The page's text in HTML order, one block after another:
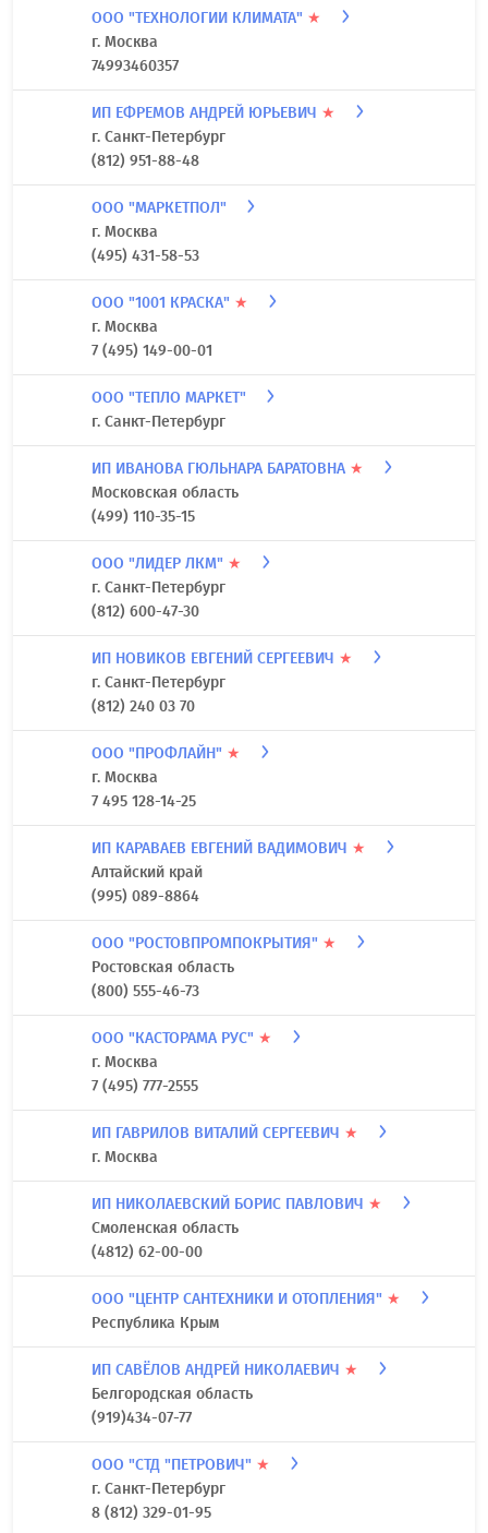
ООО "ТЕХНОЛОГИИ КЛИМАТА" ★
г. Москва
74993460357
ИП ЕФРЕМОВ АНДРЕЙ ЮРЬЕВИЧ ★
г. Санкт-Петербург
(812) 951-88-48
ООО "МАРКЕТПОЛ"
г. Москва
(495) 431-58-53
ООО "1001 КРАСКА" ★
г. Москва
7 (495) 149-00-01
ООО "ТЕПЛО МАРКЕТ"
г. Санкт-Петербург
ИП ИВАНОВА ГЮЛЬНАРА БАРАТОВНА ★
Московская область
(499) 110-35-15
ООО "ЛИДЕР ЛКМ" ★
г. Санкт-Петербург
(812) 600-47-30
ИП НОВИКОВ ЕВГЕНИЙ СЕРГЕЕВИЧ ★
г. Санкт-Петербург
(812) 240 03 70
ООО "ПРОФЛАЙН" ★
г. Москва
7 495 128-14-25
ИП КАРАВАЕВ ЕВГЕНИЙ ВАДИМОВИЧ ★
Алтайский край
(995) 089-8864
ООО "РОСТОВПРОМПОКРЫТИЯ" ★
Ростовская область
(800) 555-46-73
ООО "КАСТОРАМА РУС" ★
г. Москва
7 (495) 777-2555
ИП ГАВРИЛОВ ВИТАЛИЙ СЕРГЕЕВИЧ ★
г. Москва
ИП НИКОЛАЕВСКИЙ БОРИС ПАВЛОВИЧ ★
Смоленская область
(4812) 62-00-00
ООО "ЦЕНТР САНТЕХНИКИ И ОТОПЛЕНИЯ" ★
Республика Крым
ИП САВЁЛОВ АНДРЕЙ НИКОЛАЕВИЧ ★
Белгородская область
(919)434-07-77
ООО "СТД "ПЕТРОВИЧ" ★
г. Санкт-Петербург
8 (812) 329-01-95